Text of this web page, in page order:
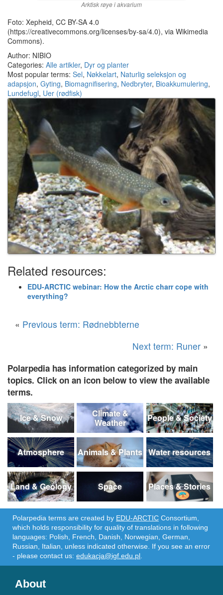
Arktisk røye i akvarium
Foto: Xepheid, CC BY-SA 4.0
(https://creativecommons.org/licenses/by-sa/4.0), via Wikimedia
Commons).
Author: NIBIO
Categories: Alle artikler, Dyr og planter
Most popular terms: Sel, Nøkkelart, Naturlig seleksjon og
adapsjon, Gyting, Biomagnifisering, Nedbryter, Bioakkumulering,
Lundefugl, Uer (rødfisk)
Related resources:
EDU-ARCTIC webinar: How the Arctic charr cope with
everything?
« Previous term: Rødnebbterne
Next term: Runer »
Polarpedia has information categorized by main
topics. Click on an icon below to view the available
terms.
Ice & Snow
Climate &
Weather
People & Society
Atmosphere Animals & Plants Water resources
Land & Geology Space Places & Stories
Polarpedia terms are created by EDU-ARCTIC Consortium,
which holds responsibility for quality of translations in following
languages: Polish, French, Danish, Norwegian, German,
Russian, Italian, unless indicated otherwise. If you see an error
- please contact us: edukacja@igf.edu.pl
About